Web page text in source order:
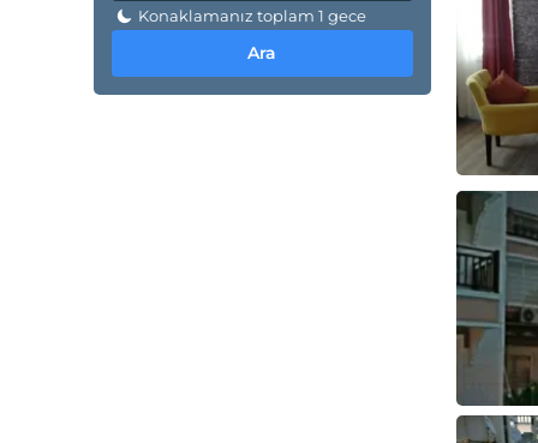
Konaklamanız toplam 1 gece
Ara